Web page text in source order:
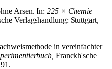
Arsen. In: 225 × Chemie –
Verlagshandlung: Stuttgart,
in vereinfachter
Franckh'sche
91.